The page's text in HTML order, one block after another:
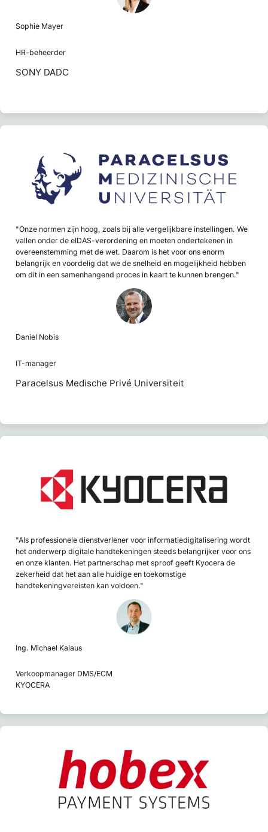
Sophie Mayer
HR-beheerder
SONY DADC
"Onze normen zijn hoog, zoals bij alle vergelijkbare instellingen. We
vallen onder de eIDAS-verordening en moeten ondertekenen in
overeenstemming met de wet. Daarom is het voor ons enorm
belangrijk en voordelig dat we de snelheid en mogelijkheid hebben
om dit in een samenhangend proces in kaart te kunnen brengen."
Daniel Nobis
IT-manager
Paracelsus Medische Privé Universiteit
"Als professionele dienstverlener voor informatiedigitalisering wordt
het onderwerp digitale handtekeningen steeds belangrijker voor ons
en onze klanten. Het partnerschap met sproof geeft Kyocera de
zekerheid dat het aan alle huidige en toekomstige
handtekeningvereisten kan voldoen."
Ing. Michael Kalaus
Verkoopmanager DMS/ECM
KYOCERA